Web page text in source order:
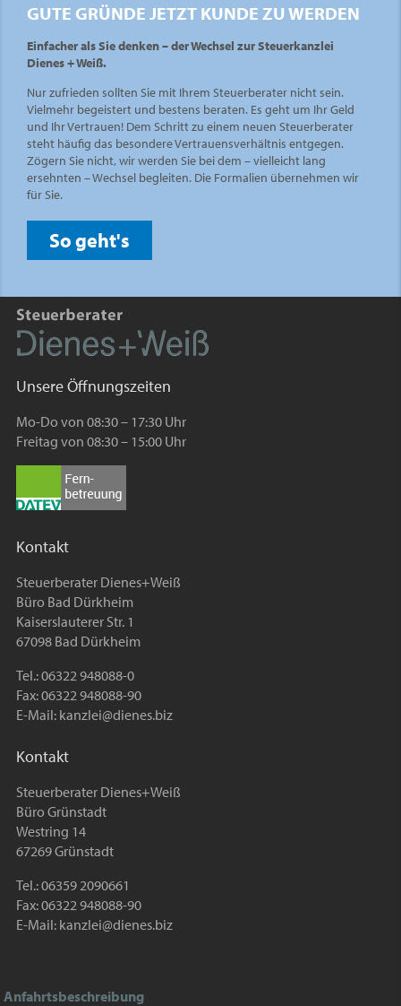
GUTE GRÜNDE JETZT KUNDE ZU WERDEN
Einfacher als Sie denken – der Wechsel zur Steuerkanzlei
Dienes + Weiß.
Nur zufrieden sollten Sie mit Ihrem Steuerberater nicht sein.
Vielmehr begeistert und bestens beraten. Es geht um Ihr Geld
und Ihr Vertrauen! Dem Schritt zu einem neuen Steuerberater
steht häufig das besondere Vertrauensverhältnis entgegen.
Zögern Sie nicht, wir werden Sie bei dem – vielleicht lang
ersehnten – Wechsel begleiten. Die Formalien übernehmen wir
für Sie.
So geht's
Unsere Öffnungszeiten
Mo-Do von 08:30 – 17:30 Uhr
Freitag von 08:30 – 15:00 Uhr
Kontakt
Steuerberater Dienes+Weiß
Büro Bad Dürkheim
Kaiserslauterer Str. 1
67098 Bad Dürkheim
Tel.: 06322 948088-0
Fax: 06322 948088-90
E-Mail: kanzlei@dienes.biz
Kontakt
Steuerberater Dienes+Weiß
Büro Grünstadt
Westring 14
67269 Grünstadt
Tel.: 06359 2090661
Fax: 06322 948088-90
E-Mail: kanzlei@dienes.biz
Anfahrtsbeschreibung